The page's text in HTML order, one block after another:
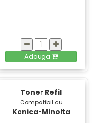
Adauga
Toner Refil
Compatibil cu
Konica-Minolta